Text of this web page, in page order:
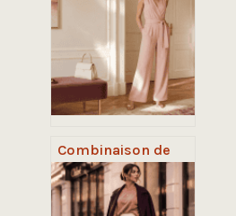
structurer votre
silhouette
Combinaison de
mariage : l’ourlet
parfait et 4 styles
de chaussures